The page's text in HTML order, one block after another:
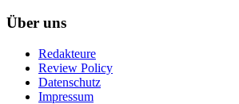
Über uns
Redakteure
Review Policy
Datenschutz
Impressum